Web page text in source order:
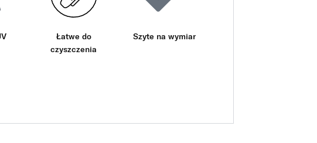
Łatwe do
czyszczenia
Szyte na wymiar